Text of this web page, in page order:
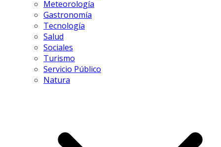
Meteorología
Gastronomía
Tecnología
Salud
Sociales
Turismo
Servicio Público
Natura